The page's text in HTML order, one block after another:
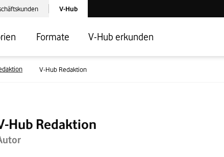
Zum Privatkundenbereich
der V-Hub Webseite: Zum Geschäftskundenbereich
Laden der V-Hub Startseite
V-Hub
Formate V-Hub erkunden
V-Hub Redaktion
Hub Redaktion